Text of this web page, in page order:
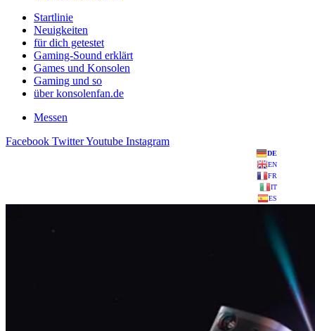
Startlinie
Neuigkeiten
für dich getestet
Gaming-Sound erklärt
Games und Konsolen
Gaming und so
über konsolenfan.de
Messen
Facebook TwitterYoutube Instagram
DE
EN
FR
IT
ES